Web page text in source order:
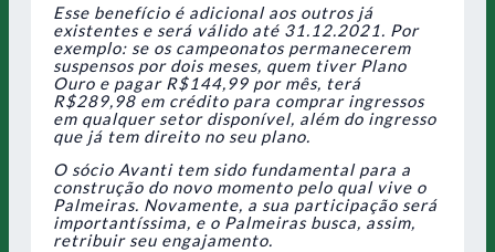
Esse benefício é adicional aos outros já
existentes e será válido até 31.12.2021. Por
exemplo: se os campeonatos permanecerem
suspensos por dois meses, quem tiver Plano
Ouro e pagar R$144,99 por mês, terá
R$289,98 em crédito para comprar ingressos
em qualquer setor disponível, além do ingresso
que já tem direito no seu plano.
O sócio Avanti tem sido fundamental para a
construção do novo momento pelo qual vive o
Palmeiras. Novamente, a sua participação será
importantíssima, e o Palmeiras busca, assim,
retribuir seu engajamento.